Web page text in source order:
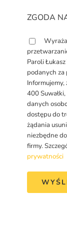
ZGODA
Paroli
podanych
Informujemy,
400
danych
dostępu do
żądania
niezbędne
firmy.
prywatności